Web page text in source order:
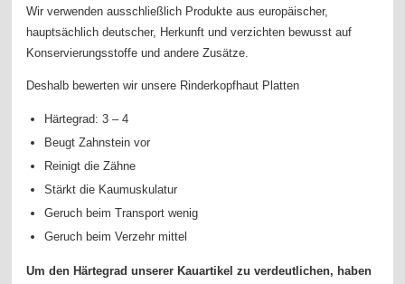
Wir verwenden ausschließlich Produkte aus europäischer,
hauptsächlich deutscher, Herkunft und verzichten bewusst auf
Konservierungsstoffe und andere Zusätze.
Deshalb bewerten wir unsere Rinderkopfhaut Platten
Härtegrad: 3 – 4
Beugt Zahnstein vor
Reinigt die Zähne
Stärkt die Kaumuskulatur
Geruch beim Transport wenig
Geruch beim Verzehr mittel
Um den Härtegrad unserer Kauartikel zu verdeutlichen, haben